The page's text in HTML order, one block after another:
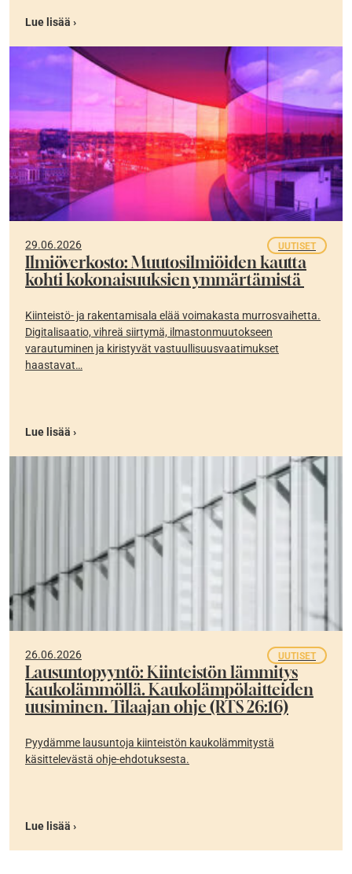
Lue lisää ›
29.06.2026 UUTISET
Ilmiöverkosto: Muutosilmiöiden kautta
kohti kokonaisuuksien ymmärtämistä
Kiinteistö- ja rakentamisala elää voimakasta murrosvaihetta.
Digitalisaatio, vihreä siirtymä, ilmastonmuutokseen
varautuminen ja kiristyvät vastuullisuusvaatimukset
haastavat…
Lue lisää ›
26.06.2026 UUTISET
Lausuntopyyntö: Kiinteistön lämmitys
kaukolämmöllä. Kaukolämpölaitteiden
uusiminen. Tilaajan ohje (RTS 26:16)
Pyydämme lausuntoja kiinteistön kaukolämmitystä
käsittelevästä ohje-ehdotuksesta.
Lue lisää ›